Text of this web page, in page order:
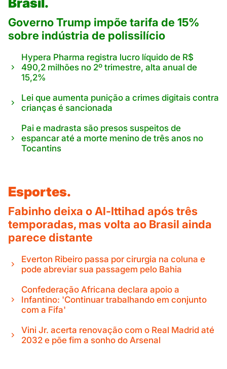
Governo Trump impõe tarifa de 15%
sobre indústria de polissilício
Hypera Pharma registra lucro líquido de R$
490,2 milhões no 2º trimestre, alta anual de
15,2%
Lei que aumenta punição a crimes digitais contra
crianças é sancionada
Pai e madrasta são presos suspeitos de
espancar até a morte menino de três anos no
Tocantins
Esportes.
Fabinho deixa o Al-Ittihad após três
temporadas, mas volta ao Brasil ainda
parece distante
Everton Ribeiro passa por cirurgia na coluna e
pode abreviar sua passagem pelo Bahia
Confederação Africana declara apoio a
Infantino: 'Continuar trabalhando em conjunto
com a Fifa'
Vini Jr. acerta renovação com o Real Madrid até
2032 e põe fim a sonho do Arsenal